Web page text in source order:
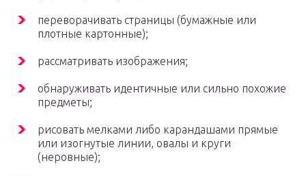
переворачивать страницы (бумажные или
плотные картонные);
рассматривать изображения;
обнаруживать идентичные или сильно похожие
предметы;
рисовать мелками либо карандашами прямые
или изогнутые линии, овалы и круги
(неровные);